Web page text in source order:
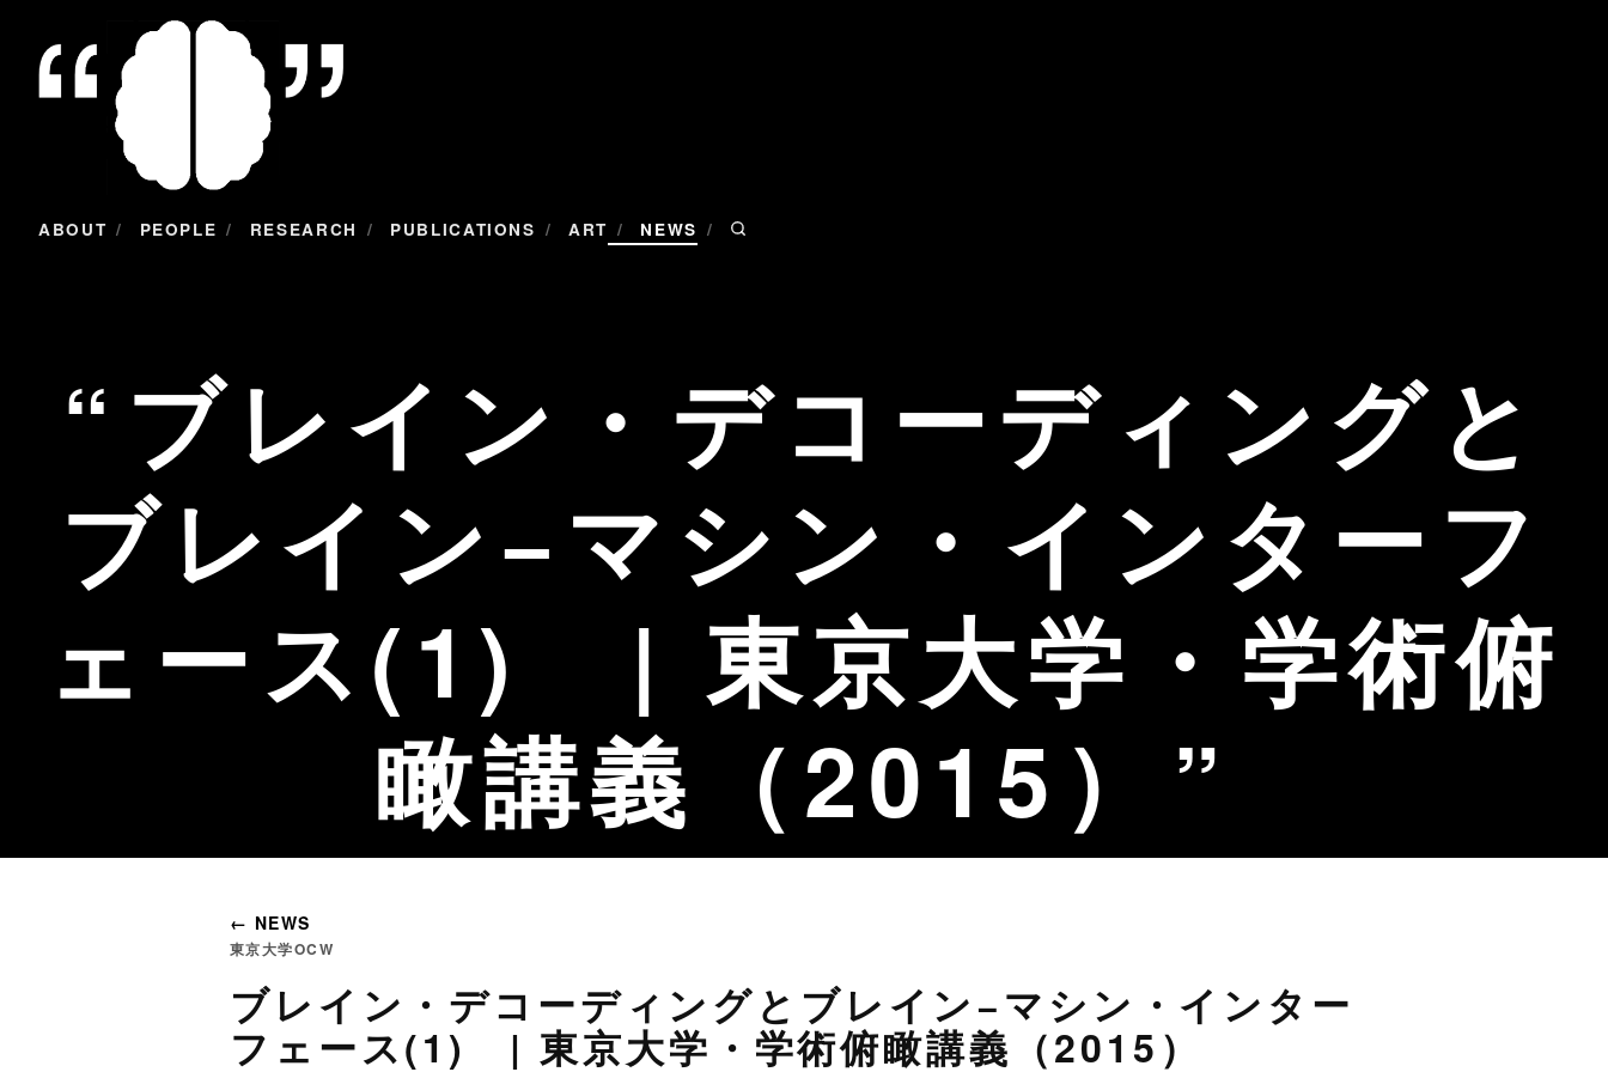
ABOUT / PEOPLE / RESEARCH / PUBLICATIONS / ART / NEWS /
ブレイン・デコーディングと
ブレイン−マシン・インターフ
ェース(1) | 東京大学・学術俯
瞰講義（2015）
← NEWS
東京大学OCW
ブレイン・デコーディングとブレイン−マシン・インター
フェース(1) | 東京大学・学術俯瞰講義（2015）